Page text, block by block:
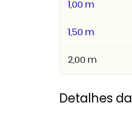
1,00 m
1,50 m
2,00 m
Detalhes da